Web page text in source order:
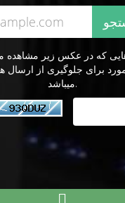
که در عکس زیر مشاهده
برای جلوگیری از ارسال
میباشد.